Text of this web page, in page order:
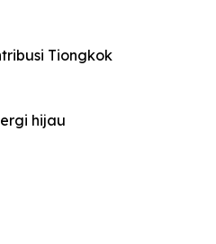
Tiongkok
hijau